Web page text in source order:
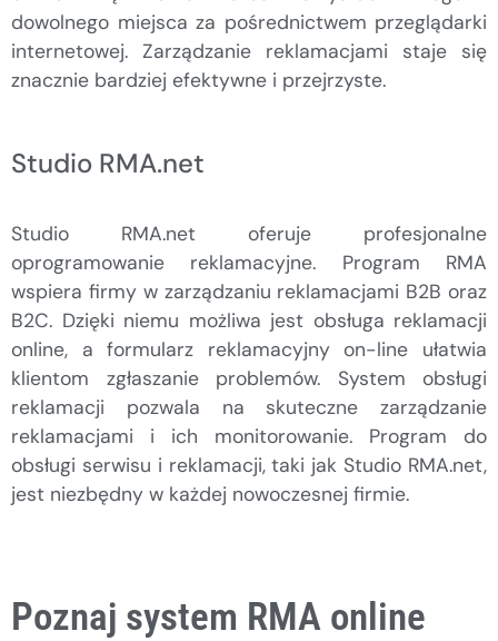
dowolnego miejsca za pośrednictwem przeglądarki
internetowej. Zarządzanie reklamacjami staje się
znacznie bardziej efektywne i przejrzyste.
Studio RMA.net
Studio RMA.net oferuje profesjonalne
oprogramowanie reklamacyjne. Program RMA
wspiera firmy w zarządzaniu reklamacjami B2B oraz
B2C. Dzięki niemu możliwa jest obsługa reklamacji
online, a formularz reklamacyjny on-line ułatwia
klientom zgłaszanie problemów. System obsługi
reklamacji pozwala na skuteczne zarządzanie
reklamacjami i ich monitorowanie. Program do
obsługi serwisu i reklamacji, taki jak Studio RMA.net,
jest niezbędny w każdej nowoczesnej firmie.
Poznaj system RMA online